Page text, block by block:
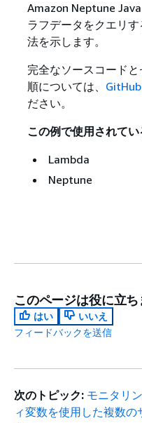
Amazon Neptune
ラフデータをクエリ
法を示します。
完全なソースコード
順については、 GitHub
ださい。
この例で使用されて
Lambda
Neptune
このページは役に立ち
はい
いいえ
フィードバックを送信
次のトピック: モニタリ
ィ変数を使用した複数